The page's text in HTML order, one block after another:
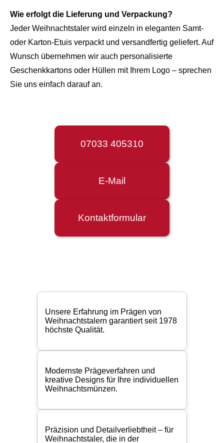
Wie erfolgt die Lieferung und Verpackung?
Jeder Weihnachtstaler wird einzeln in eleganten Samt‑
oder Karton‑Etuis verpackt und versandfertig geliefert. Auf
Wunsch übernehmen wir auch personalisierte
Geschenkkartons oder Hüllen mit Ihrem Logo – sprechen
Sie uns einfach darauf an.
07033 405310
E-Mail
Kontaktformular
Unsere Erfahrung im Prägen von
Weihnachtstalern garantiert seit 1978
höchste Qualität.
Modernste Prägeverfahren und
kreative Designs für Ihre individuellen
Weihnachtsmünzen.
Präzision und Detailverliebtheit – für
Weihnachtstaler, die in der